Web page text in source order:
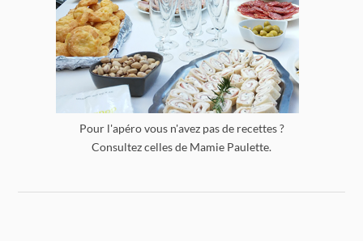
Pour l'apéro vous n'avez pas de recettes ?
Consultez celles de Mamie Paulette.